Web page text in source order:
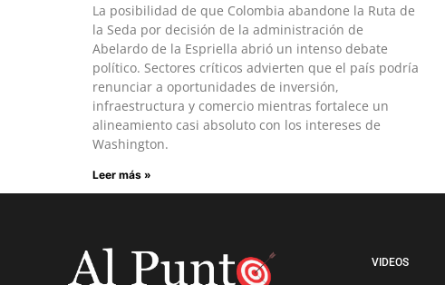
La posibilidad de que Colombia abandone la Ruta de
la Seda por decisión de la administración de
Abelardo de la Espriella abrió un intenso debate
político. Sectores críticos advierten que el país podría
renunciar a oportunidades de inversión,
infraestructura y comercio mientras fortalece un
alineamiento casi absoluto con los intereses de
Washington.
Leer más »
VIDEOS